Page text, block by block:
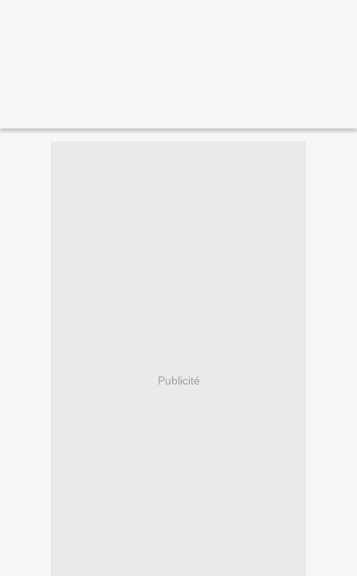
Publicité